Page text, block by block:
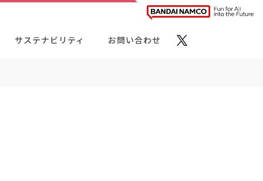
サステナビリティ お問い合わせ